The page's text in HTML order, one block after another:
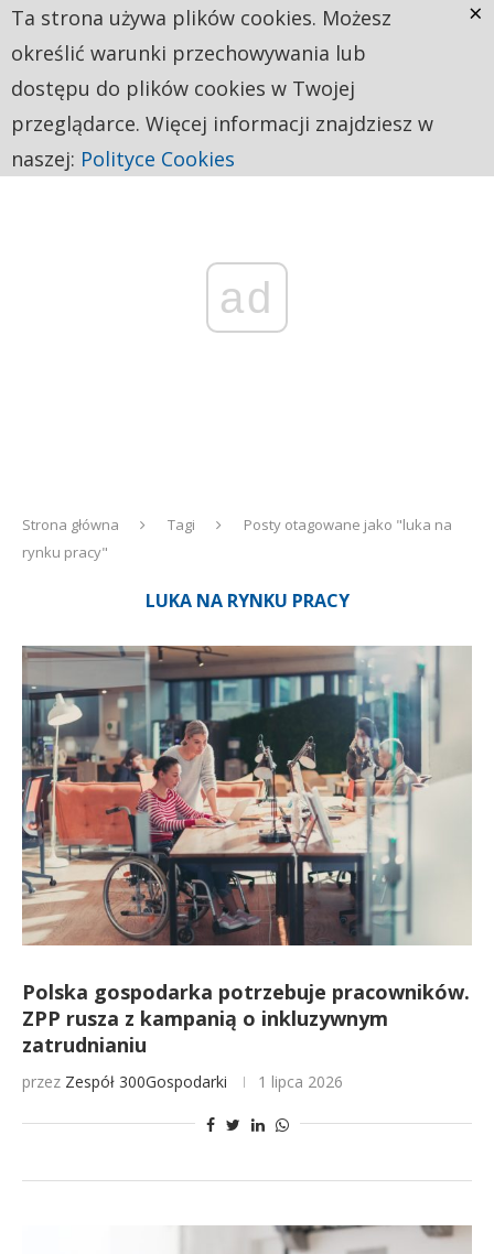
ad
Strona główna Tagi
Posty otagowane jako "luka na
rynku pracy"
LUKA NA RYNKU PRACY
Polska gospodarka potrzebuje pracowników.
ZPP rusza z kampanią o inkluzywnym
zatrudnianiu
przez Zespół 300Gospodarki 1 lipca 2026
Ta strona używa plików cookies. Możesz
określić warunki przechowywania lub
dostępu do plików cookies w Twojej
przeglądarce. Więcej informacji znajdziesz w
naszej: Polityce Cookies
×